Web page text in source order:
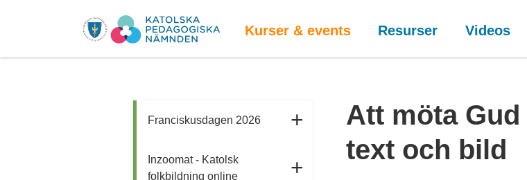
Kurser & events Resurser Videos
Franciskusdagen 2026
Inzoomat - Katolsk
folkbildning online
Att möta
text och bild